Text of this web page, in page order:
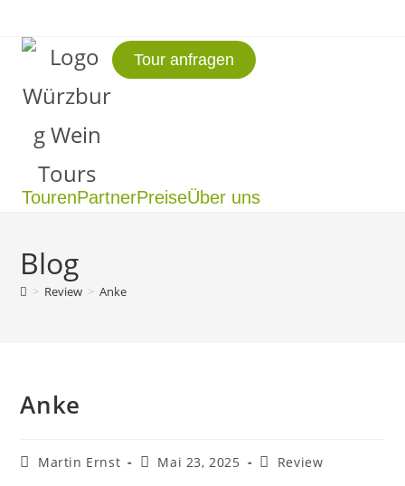
Tour anfragen
TourenPartnerPreiseÜber uns
Blog
> Review > Anke
Anke
Martin Ernst Mai 23, 2025 Review